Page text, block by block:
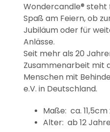
Wondercandle® steht
Spaß am Feiern, ob
Jubiläum oder für
Anlässe.
Seit mehr als 20
Zusammenarbeit mit
Menschen mit
e.V. in Deutschland.
Maße: ca.
Alter: ab 12